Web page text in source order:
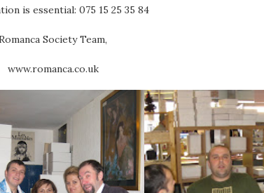
is essential: 075 15 25 35 84
Society Team,
www.romanca.co.uk